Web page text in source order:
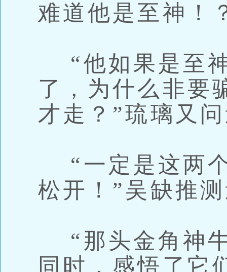
难道他是至神！
“他如果是至
了，为什么非要
才走？”琉璃又
“一定是这两
松开！”吴缺推
“那头金角神
同时，感悟了它